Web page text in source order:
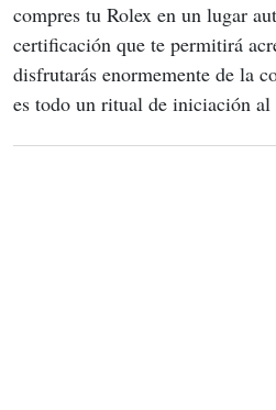
compres tu Rolex en un lugar
certificación que te permitirá
disfrutarás enormemente de la
es todo un ritual de iniciación